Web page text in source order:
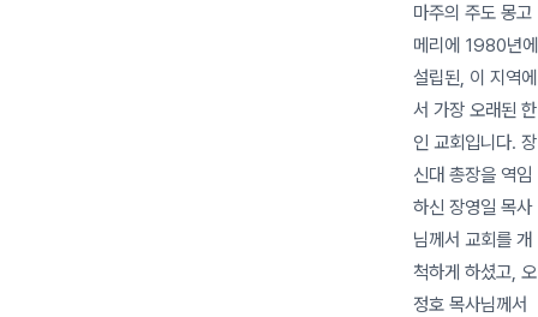
마주의 주도 몽고
메리에 1980년에
설립된, 이 지역에
서 가장 오래된 한
인 교회입니다. 장
신대 총장을 역임
하신 장영일 목사
님께서 교회를 개
척하게 하셨고, 오
정호 목사님께서